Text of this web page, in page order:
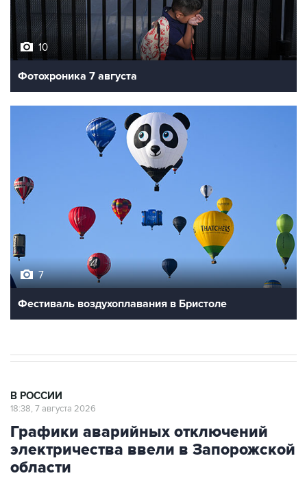
10
Фотохроника 7 августа
Фестиваль воздухоплавания в Бристоле
Графики аварийных отключений
электричества ввели в Запорожской
области
Москва. 7 августа. INTERFAX.RU - Графики